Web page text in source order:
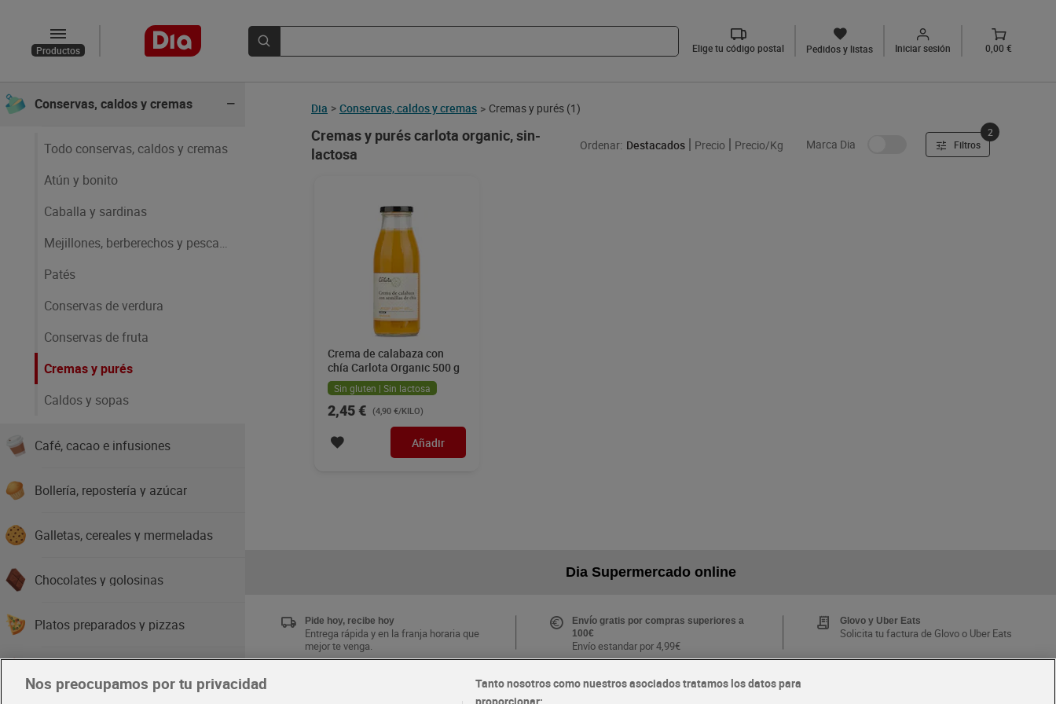
Productos Elige tu código postal Pedidos y listas Iniciar sesión 0,00 €
Aceites, salsas y especias
Conservas, caldos y cremas
Todo conservas, caldos y cremas
Atún y bonito
Caballa y sardinas
Mejillones, berberechos y pescado
Patés
Conservas de verdura
Conservas de fruta
Cremas y purés
Caldos y sopas
Café, cacao e infusiones
Bollería, repostería y azúcar
Galletas, cereales y mermeladas
Chocolates y golosinas
Platos preparados y pizzas
Dia > Conservas, caldos y cremas > Cremas y purés (1)
Cremas y purés carlota organic, sin-
lactosa
Ordenar: Destacados Precio Precio/Kg Marca Dia Filtros
2
Crema de calabaza con
chía Carlota Organic 500 g
Sin gluten | Sin lactosa
2,45 € (4,90 €/KILO)
Añadir
Dia Supermercado online
Pide hoy, recibe hoy
Entrega rápida y en la franja horaria que
mejor te venga.
Envío gratis por compras superiores a
100€
Envío estandar por 4,99€
Glovo y Uber Eats
Solicita tu factura de Glovo o Uber Eats
Nos preocupamos por tu privacidad
Tanto nosotros como nuestros asociados tratamos los datos para